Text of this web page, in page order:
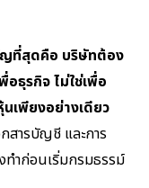
ญที่สุดคือ บริษัทต้อง
ธุรกิจ ไม่ใช่เพื่อ
เพียงอย่างเดียว
สารบัญชี และการ
ำก่อนเริ่มกรมธรรม์